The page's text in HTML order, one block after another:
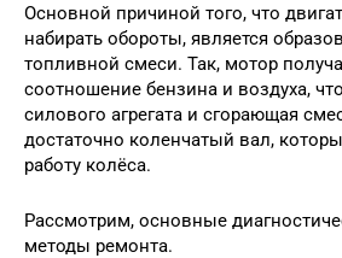
Основной причиной того, что
набирать обороты, является
топливной смеси. Так, мотор
соотношение бензина и воздуха,
силового агрегата и сгорающая
достаточно коленчатый вал,
работу колёса.
Рассмотрим, основные
методы ремонта.